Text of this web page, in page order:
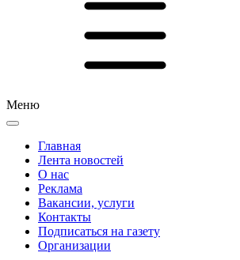
Меню
Главная
Лента новостей
О нас
Реклама
Вакансии, услуги
Контакты
Подписаться на газету
Организации